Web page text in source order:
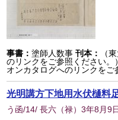
事書：塗師人数事 刊本：
（
のリンクをご参照ください。）
オンカタログへのリンクをご
光明講方下地用水伏樋料
う函/14/ 長六（禄）3年8月9